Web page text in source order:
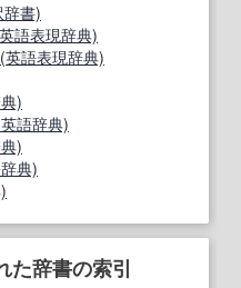
書)
語表現辞典)
(英語表現辞典)
)
語辞典)
)
典)
た辞書の索引